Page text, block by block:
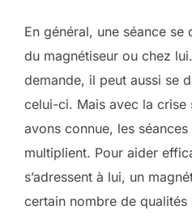
En général, une séance
du magnétiseur ou chez
demande, il peut aussi se
celui-ci. Mais avec la crise
avons connue, les
multiplient. Pour aider
s’adressent à lui, un
certain nombre de qualités